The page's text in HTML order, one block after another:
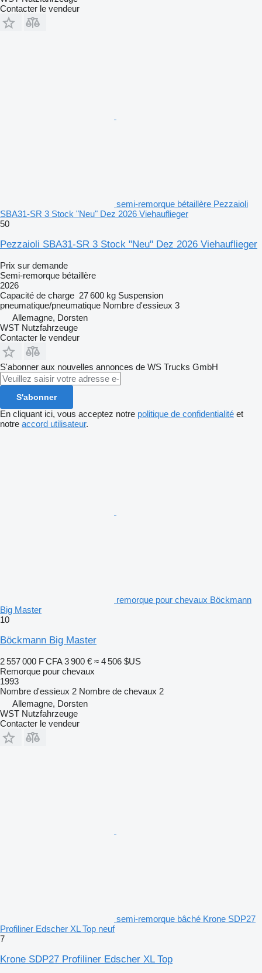
Contacter le vendeur
semi-remorque bétaillère Pezzaioli
SBA31-SR 3 Stock "Neu" Dez 2026 Viehauflieger
50
Pezzaioli SBA31-SR 3 Stock "Neu" Dez 2026 Viehauflieger
Prix sur demande
Semi-remorque bétaillère
2026
Capacité de charge 27 600 kg Suspension
pneumatique/pneumatique Nombre d'essieux 3
Allemagne, Dorsten
WST Nutzfahrzeuge
Contacter le vendeur
S'abonner aux nouvelles annonces de WS Trucks GmbH
S'abonner
En cliquant ici, vous acceptez notre politique de confidentialité et
notre accord utilisateur.
remorque pour chevaux Böckmann
Big Master
10
Böckmann Big Master
2 557 000 F CFA 3 900 € ≈ 4 506 $US
Remorque pour chevaux
1993
Nombre d'essieux 2 Nombre de chevaux 2
Allemagne, Dorsten
WST Nutzfahrzeuge
Contacter le vendeur
semi-remorque bâché Krone SDP27
Profiliner Edscher XL Top neuf
7
Krone SDP27 Profiliner Edscher XL Top